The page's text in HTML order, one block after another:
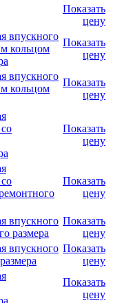
Показать
цену
впускного
кольцом
Показать
цену
впускного
кольцом
Показать
цену
Показать
цену
Показать
цену
впускного
размера
Показать
цену
впускного Показать
цену
Показать
цену